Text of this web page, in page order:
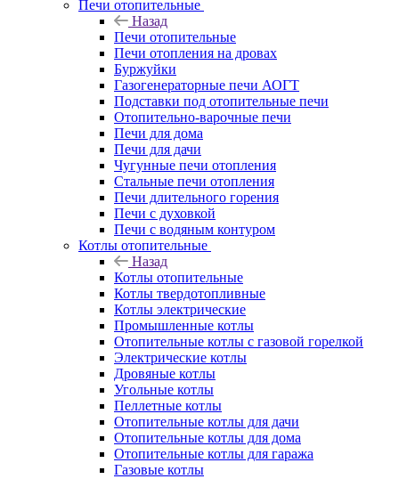
Печи отопительные
Назад
Печи отопительные
Печи отопления на дровах
Буржуйки
Газогенераторные печи АОГТ
Подставки под отопительные печи
Отопительно-варочные печи
Печи для дома
Печи для дачи
Чугунные печи отопления
Стальные печи отопления
Печи длительного горения
Печи с духовкой
Печи с водяным контуром
Котлы отопительные
Назад
Котлы отопительные
Котлы твердотопливные
Котлы электрические
Промышленные котлы
Отопительные котлы с газовой горелкой
Электрические котлы
Дровяные котлы
Угольные котлы
Пеллетные котлы
Отопительные котлы для дачи
Отопительные котлы для дома
Отопительные котлы для гаража
Газовые котлы